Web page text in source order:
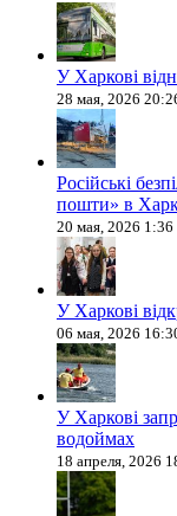
У Харкові
28 мая, 2026
Російські
пошти» в
20 мая, 2026 1:36
У Харкові
06 мая, 2026
У Харкові
водоймах
18 апреля, 2026